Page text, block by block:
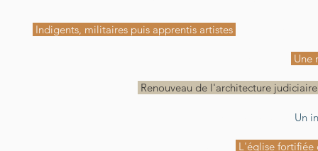
Indigents, militaires puis apprentis artistes
Une
Renouveau de l'architecture
Un
L'église